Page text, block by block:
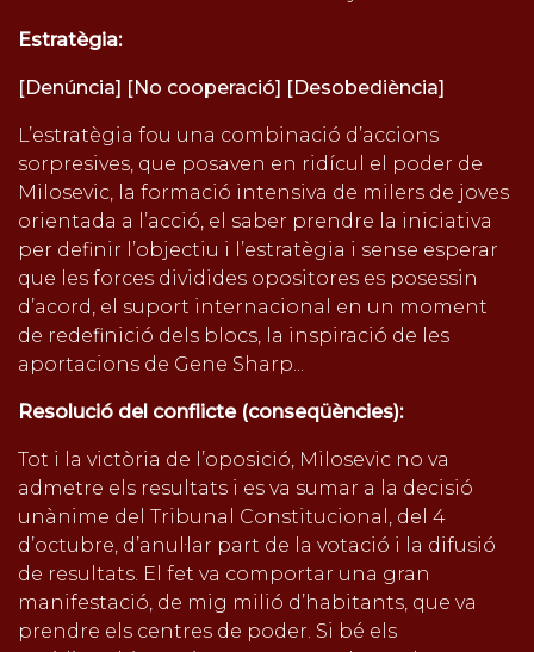
Estratègia:
[Denúncia] [No cooperació] [Desobediència]
L’estratègia fou una combinació d’accions
sorpresives, que posaven en ridícul el poder de
Milosevic, la formació intensiva de milers de joves
orientada a l’acció, el saber prendre la iniciativa
per definir l’objectiu i l’estratègia i sense esperar
que les forces dividides opositores es posessin
d’acord, el suport internacional en un moment
de redefinició dels blocs, la inspiració de les
aportacions de Gene Sharp...
Resolució del conflicte (conseqüències):
Tot i la victòria de l’oposició, Milosevic no va
admetre els resultats i es va sumar a la decisió
unànime del Tribunal Constitucional, del 4
d’octubre, d’anul·lar part de la votació i la difusió
de resultats. El fet va comportar una gran
manifestació, de mig milió d’habitants, que va
prendre els centres de poder. Si bé els